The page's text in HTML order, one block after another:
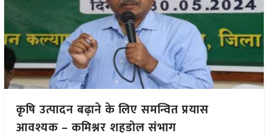
कृषि उत्पादन बढ़ाने के लिए समन्वित प्रयास
आवश्यक – कमिश्नर शहडोल संभाग